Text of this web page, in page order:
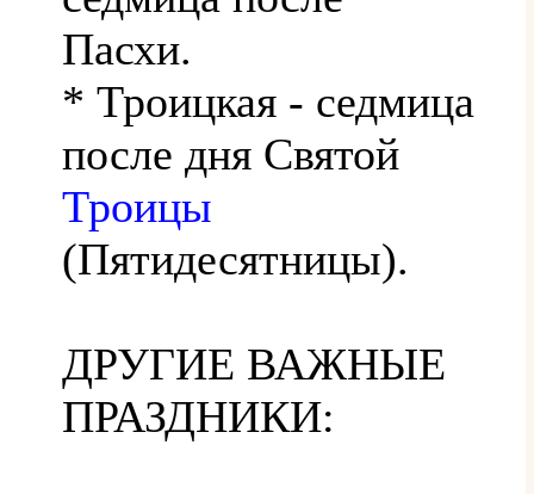
Пасхи.
* Троицкая - седмица
после дня Святой
Троицы
(Пятидесятницы).
ДРУГИЕ ВАЖНЫЕ
ПРАЗДНИКИ: